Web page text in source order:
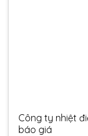
Công ty nhiệt
báo giá